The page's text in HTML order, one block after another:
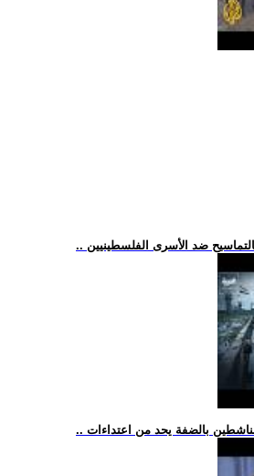
بالضفة يحد من اعتداءات